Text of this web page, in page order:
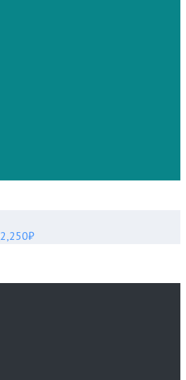
2,250₽